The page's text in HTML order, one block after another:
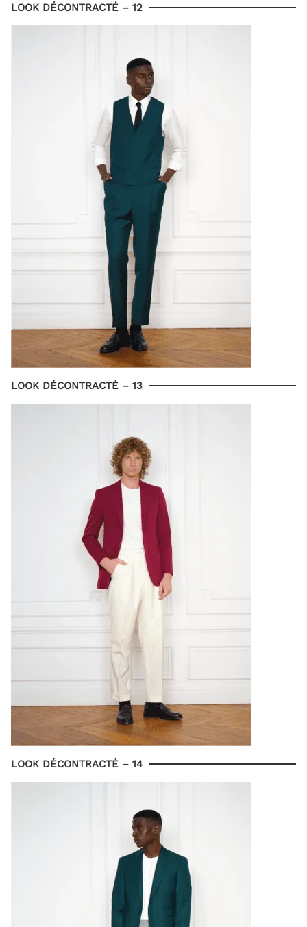
LOOK DÉCONTRACTÉ – 12
LOOK DÉCONTRACTÉ – 13
LOOK DÉCONTRACTÉ – 14